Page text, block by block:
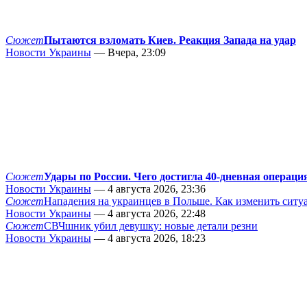
СюжетПытаются взломать Киев. Реакция Запада на удар
Новости Украины — Вчера, 23:09
СюжетУдары по России. Чего достигла 40-дневная
Новости Украины — 4 августа 2026, 23:36
СюжетНападения на украинцев в Польше. Как изменить
Новости Украины — 4 августа 2026, 22:48
СюжетСВЧшник убил девушку: новые детали резни
Новости Украины — 4 августа 2026, 18:23